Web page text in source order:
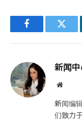
Facebook
新闻
网
新闻编
们致力